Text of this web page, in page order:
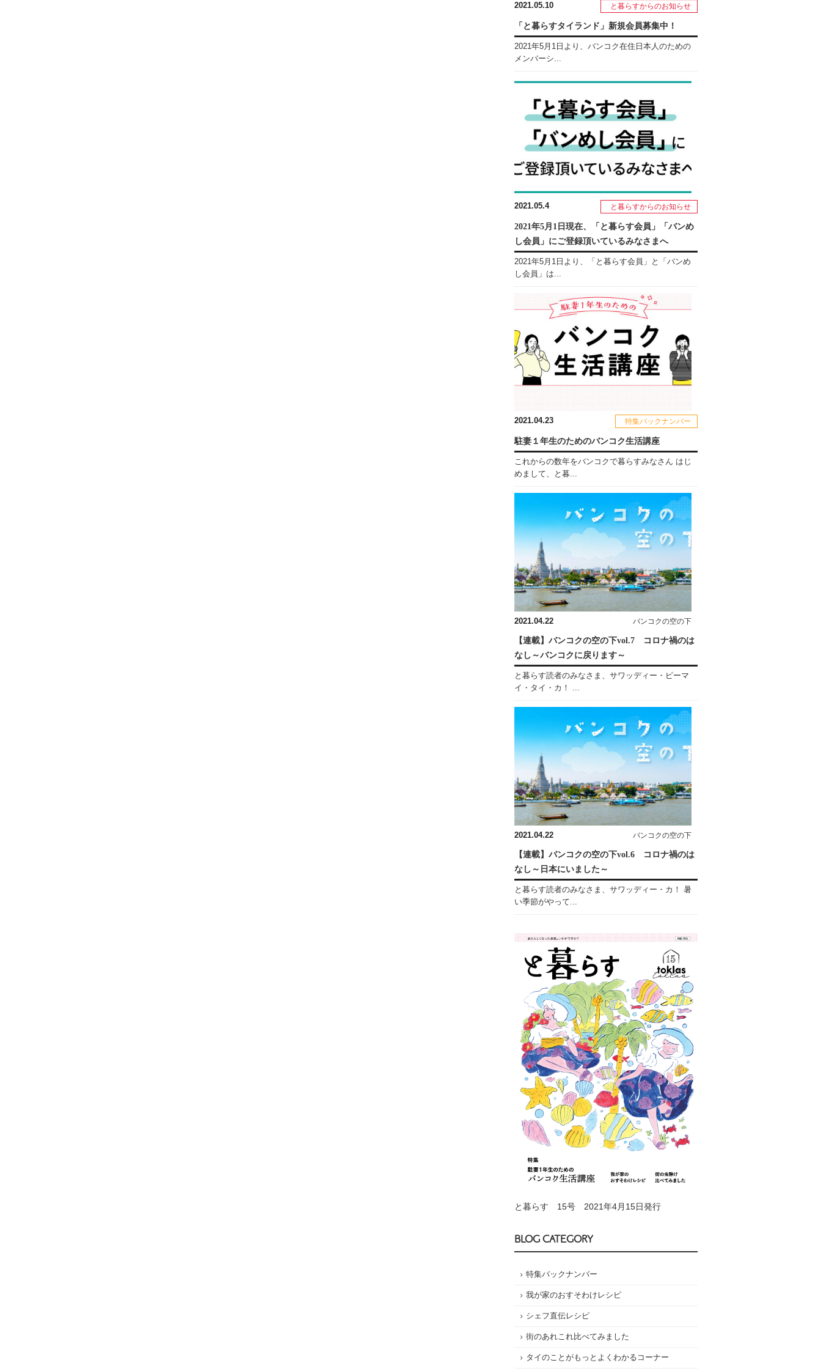
2021.05.10 と暮らすからのお知らせ
「と暮らすタイランド」新規会員募集中！
2021年5月1日より、バンコク在住日本人のための
メンバーシ...
2021.05.4 と暮らすからのお知らせ
2021年5月1日現在、「と暮らす会員」「バンめ
し会員」にご登録頂いているみなさまへ
2021年5月1日より、「と暮らす会員」と「バンめ
し会員」は...
2021.04.23 特集バックナンバー
駐妻１年生のためのバンコク生活講座
これからの数年をバンコクで暮らすみなさん はじ
めまして、と暮...
2021.04.22 バンコクの空の下
【連載】バンコクの空の下vol.7 コロナ禍のは
なし～バンコクに戻ります～
と暮らす読者のみなさま、サワッディー・ピーマ
イ・タイ・カ！ ...
2021.04.22 バンコクの空の下
【連載】バンコクの空の下vol.6 コロナ禍のは
なし～日本にいました～
と暮らす読者のみなさま、サワッディー・カ！ 暑
い季節がやって...
と暮らす 15号 2021年4月15日発行
BLOG CATEGORY
特集バックナンバー
我が家のおすそわけレシピ
シェフ直伝レシピ
街のあれこれ比べてみました
タイのことがもっとよくわかるコーナー